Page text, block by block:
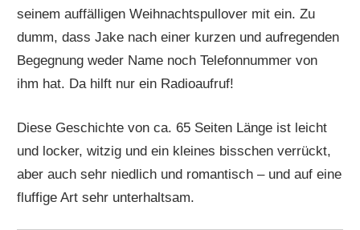
seinem auffälligen Weihnachtspullover mit ein. Zu
dumm, dass Jake nach einer kurzen und aufregenden
Begegnung weder Name noch Telefonnummer von
ihm hat. Da hilft nur ein Radioaufruf!
Diese Geschichte von ca. 65 Seiten Länge ist leicht
und locker, witzig und ein kleines bisschen verrückt,
aber auch sehr niedlich und romantisch – und auf eine
fluffige Art sehr unterhaltsam.